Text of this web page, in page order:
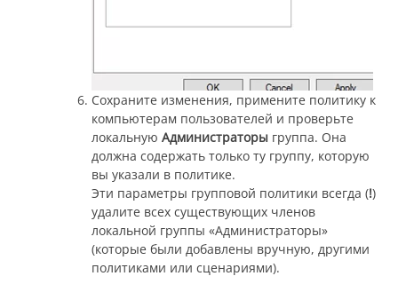
Сохраните изменения, примените политику к
компьютерам пользователей и проверьте
локальную Администраторы группа. Она
должна содержать только ту группу, которую
вы указали в политике.
Эти параметры групповой политики всегда (!)
удалите всех существующих членов
локальной группы «Администраторы»
(которые были добавлены вручную, другими
политиками или сценариями).